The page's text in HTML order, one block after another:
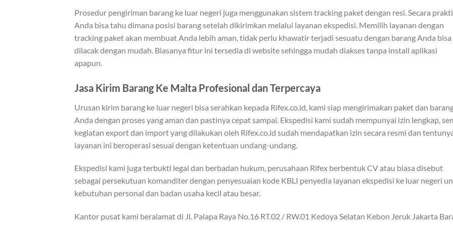
Prosedur pengiriman barang ke luar negeri juga menggunakan sistem tracking paket dengan resi. Secara
Anda bisa tahu dimana posisi barang setelah dikirimkan melalui layanan ekspedisi. Memilih layanan dengan
tracking paket akan membuat Anda lebih aman, tidak perlu khawatir terjadi sesuatu dengan barang Anda bisa
dilacak dengan mudah. Biasanya fitur ini tersedia di website sehingga mudah diakses tanpa install aplikasi
apapun.
Jasa Kirim Barang Ke Malta Profesional dan Terpercaya
Urusan kirim barang ke luar negeri bisa serahkan kepada Rifex.co.id, kami siap mengirimakan paket dan
Anda dengan proses yang aman dan pastinya cepat sampai. Ekspedisi kami sudah mempunyai izin lengkap,
kegiatan export dan import yang dilakukan oleh Rifex.co.id sudah mendapatkan izin secara resmi dan
layanan ini beroperasi sesuai dengan ketentuan undang-undang.
Ekspedisi kami juga terbukti legal dan berbadan hukum, perusahaan Rifex berbentuk CV atau biasa disebut
sebagai persekutuan komanditer dengan penyesuaian kode KBLI penyedia layanan ekspedisi ke luar negeri
kebutuhan personal dan badan usaha kecil atau besar.
Kantor pusat kami beralamat di Jl. Palapa Raya No.16 RT.02 / RW.01 Kedoya Selatan Kebon Jeruk Jakarta